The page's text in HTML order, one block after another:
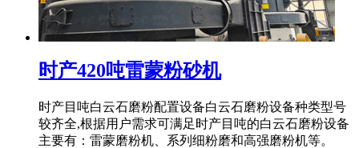
时产420吨雷蒙粉砂机
时产目吨白云石磨粉配置设备白云石磨粉设备种类型号
较齐全,根据用户需求可满足时产目吨的白云石磨粉设备
主要有：雷蒙磨粉机、系列细粉磨和高强磨粉机等。